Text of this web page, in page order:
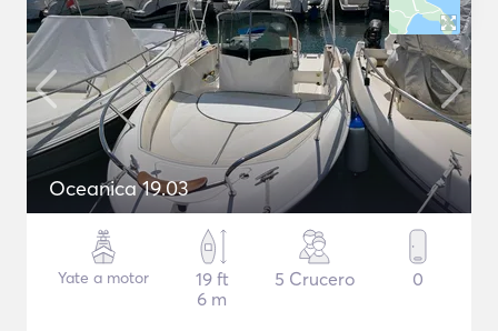
Oceanica 19.03
Yate a motor
19 ft
6 m
5 Crucero 0